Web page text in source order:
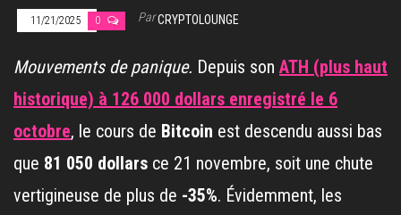
11/21/2025 0 ParCRYPTOLOUNGE
Mouvements de panique. Depuis son ATH (plus haut
historique) à 126 000 dollars enregistré le 6
octobre, le cours de Bitcoin est descendu aussi bas
que 81 050 dollars ce 21 novembre, soit une chute
vertigineuse de plus de -35%. Évidemment, les